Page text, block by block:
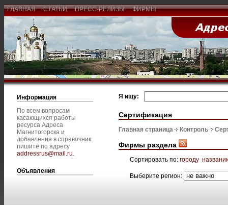
ГЛАВНАЯ СТАТЬИ ПРЕСС-РЕЛИЗЫ ФИРМЫ
Информация
По всем вопросам
касающихся работы
ресурса Адреса
Магнитогорска и
добавления в справочник
пишите по адресу
addressrus@mail.ru.
Объявления
Я ищу:
Сертификация
Главная страница Контроль
Фирмы раздела
Сортировать по: городу
Выберите регион: